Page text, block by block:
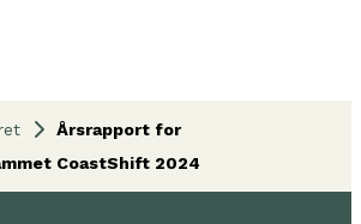
Årsrapport for
CoastShift 2024